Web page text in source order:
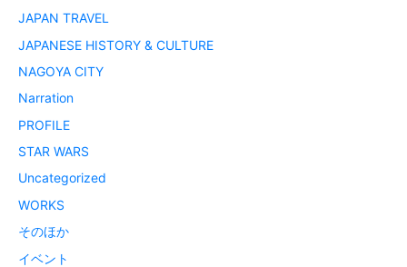
JAPAN TRAVEL
JAPANESE HISTORY & CULTURE
NAGOYA CITY
Narration
PROFILE
STAR WARS
Uncategorized
WORKS
そのほか
イベント